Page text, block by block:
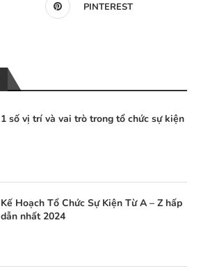
PINTEREST
1 số vị trí và vai trò trong tổ chức sự kiện
Kế Hoạch Tổ Chức Sự Kiện Từ A – Z hấp
dẫn nhất 2024